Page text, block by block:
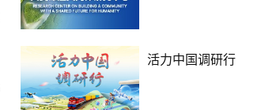
活力中国调研行